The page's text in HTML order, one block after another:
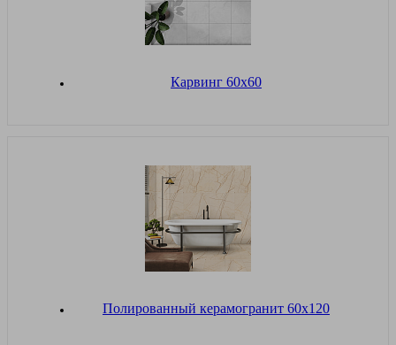
Карвинг 60х60
Полированный керамогранит 60х120